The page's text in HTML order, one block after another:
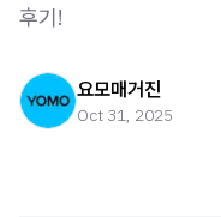
후기!
요모매거진
Oct 31, 2025